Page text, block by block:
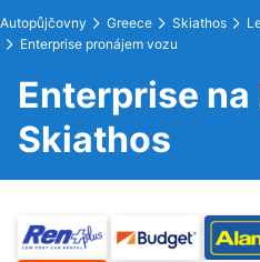
Autopůjčovny Greece Skiathos
Enterprise pronájem vozu
Enterprise
Skiathos